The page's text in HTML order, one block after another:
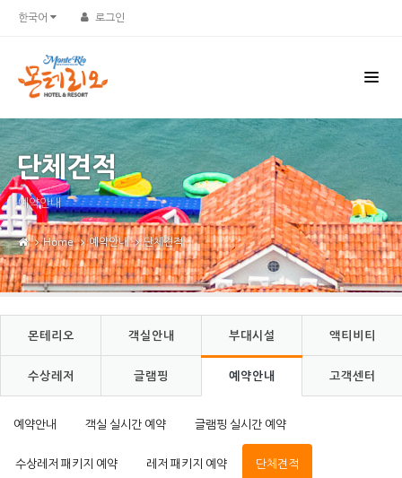
한국어 로그인
단체견적
예약안내
Home 예약안내 단체견적
몬테리오 객실안내 부대시설 액티비티
수상레저 글램핑 예약안내 고객센터
예약안내 객실 실시간 예약 글램핑 실시간 예약
수상레저 패키지 예약 레저 패키지 예약 단체견적
Sketchbook5, 스케치북5